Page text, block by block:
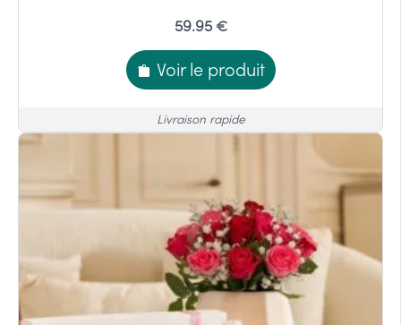
59.95 €
Voir le produit
Livraison rapide